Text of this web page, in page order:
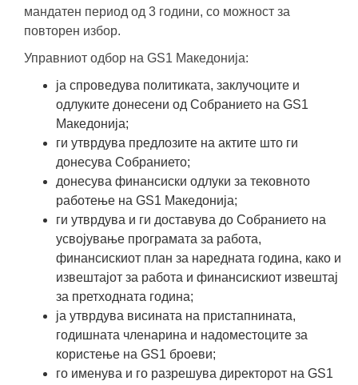
мандатен период од 3 години, со можност за
повторен избор.
Управниот одбор на GS1 Македонија:
ја спроведува политиката, заклучоците и
одлуките донесени од Собранието на GS1
Македонија;
ги утврдува предлозите на актите што ги
донесува Собранието;
донесува финансиски одлуки за тековното
работење на GS1 Македонија;
ги утврдува и ги доставува до Собранието на
усвојување програмата за работа,
финансискиот план за наредната година, како и
извештајот за работа и финансискиот извештај
за претходната година;
ја утврдува висината на пристапнината,
годишната членарина и надоместоците за
користење на GS1 броеви;
го именува и го разрешува директорот на GS1